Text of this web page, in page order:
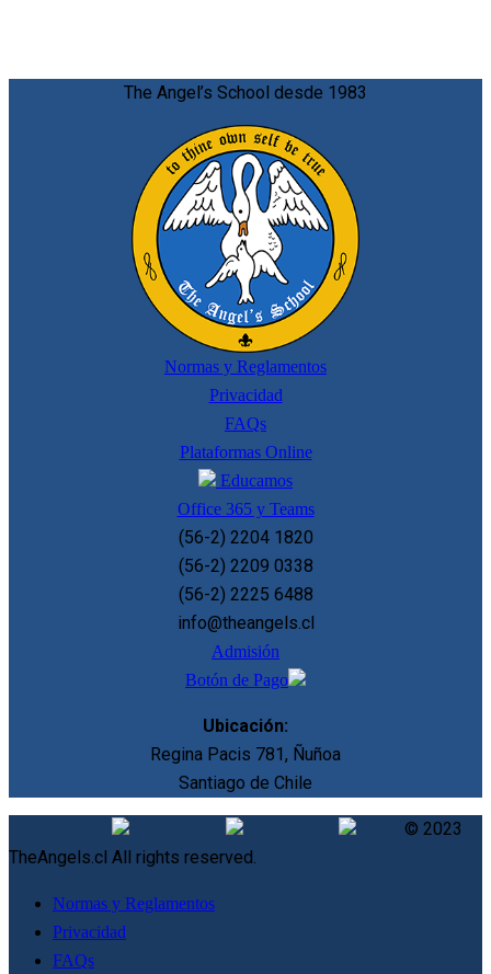
The Angel’s School desde 1983
Normas y Reglamentos
Privacidad
FAQs
Plataformas Online
Educamos
Office 365 y Teams
(56-2) 2204 1820
(56-2) 2209 0338
(56-2) 2225 6488
info@theangels.cl
Admisión
Botón de Pago
Ubicación:
Regina Pacis 781, Ñuñoa
Santiago de Chile
© 2023
TheAngels.cl All rights reserved.
Normas y Reglamentos
Privacidad
FAQs